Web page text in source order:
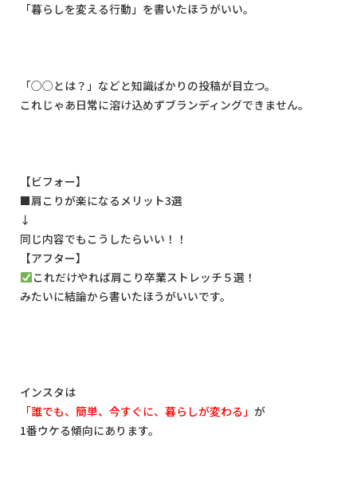
「暮らしを変える行動」を書いたほうがいい。
「○○とは？」などと知識ばかりの投稿が目立つ。
これじゃあ日常に溶け込めずブランディングできません。
【ビフォー】
■肩こりが楽になるメリット3選
↓
同じ内容でもこうしたらいい！！
【アフター】
これだけやれば肩こり卒業ストレッチ５選！
みたいに結論から書いたほうがいいです。
インスタは
「誰でも、簡単、今すぐに、暮らしが変わる」 が
1番ウケる傾向にあります。